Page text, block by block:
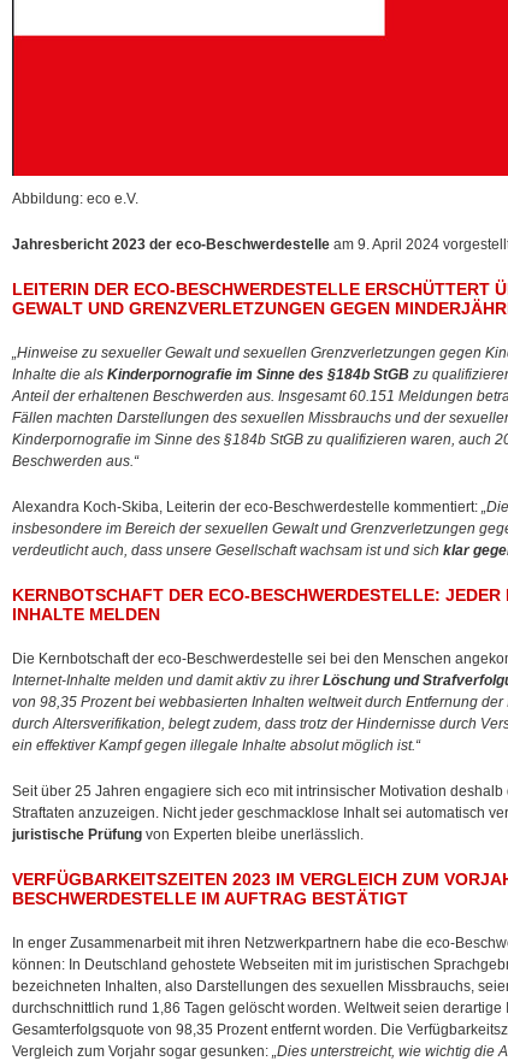
Abbildung: eco e.V.
Jahresbericht 2023 der eco-Beschwerdestelle am 9. April 2024
LEITERIN DER ECO-BESCHWERDESTELLE ERSCHÜTTERT
GEWALT UND GRENZVERLETZUNGEN GEGEN
„Hinweise zu sexueller Gewalt und sexuellen Grenzverletzungen gegen
Inhalte die als Kinderpornografie im Sinne des §184b StGB zu
Anteil der erhaltenen Beschwerden aus. Insgesamt 60.151 Meldungen
Fällen machten Darstellungen des sexuellen Missbrauchs und der
Kinderpornografie im Sinne des §184b StGB zu qualifizieren waren, auch
Beschwerden aus.“
Alexandra Koch-Skiba, Leiterin der eco-Beschwerdestelle kommentiert:
insbesondere im Bereich der sexuellen Gewalt und Grenzverletzungen
verdeutlicht auch, dass unsere Gesellschaft wachsam ist und sich klar
KERNBOTSCHAFT DER ECO-BESCHWERDESTELLE:
INHALTE MELDEN
Die Kernbotschaft der eco-Beschwerdestelle sei bei den Menschen
Internet-Inhalte melden und damit aktiv zu ihrerLöschung und
von 98,35 Prozent bei webbasierten Inhalten weltweit durch Entfernung
durch Altersverifikation, belegt zudem, dass trotz der Hindernisse durch
ein effektiver Kampf gegen illegale Inhalte absolut möglich ist.“
Seit über 25 Jahren engagiere sich eco mit intrinsischer Motivation
Straftaten anzuzeigen. Nicht jeder geschmacklose Inhalt sei automatisch
juristische Prüfung von Experten bleibe unerlässlich.
VERFÜGBARKEITSZEITEN 2023 IM VERGLEICH ZUM
BESCHWERDESTELLE IM AUFTRAG BESTÄTIGT
In enger Zusammenarbeit mit ihren Netzwerkpartnern habe die eco-
können: In Deutschland gehostete Webseiten mit im juristischen
bezeichneten Inhalten, also Darstellungen des sexuellen Missbrauchs,
durchschnittlich rund 1,86 Tagen gelöscht worden. Weltweit seien
Gesamterfolgsquote von 98,35 Prozent entfernt worden. Die
Vergleich zum Vorjahr sogar gesunken: „Dies unterstreicht, wie wichtig die